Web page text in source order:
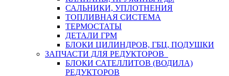
САЛЬНИКИ, УПЛОТНЕНИЯ
ТОПЛИВНАЯ СИСТЕМА
ТЕРМОСТАТЫ
ДЕТАЛИ ГРМ
БЛОКИ ЦИЛИНДРОВ, ГБЦ, ПОДУШКИ
ЗАПЧАСТИ ДЛЯ РЕДУКТОРОВ
БЛОКИ САТЕЛЛИТОВ (ВОДИЛА)
РЕДУКТОРОВ